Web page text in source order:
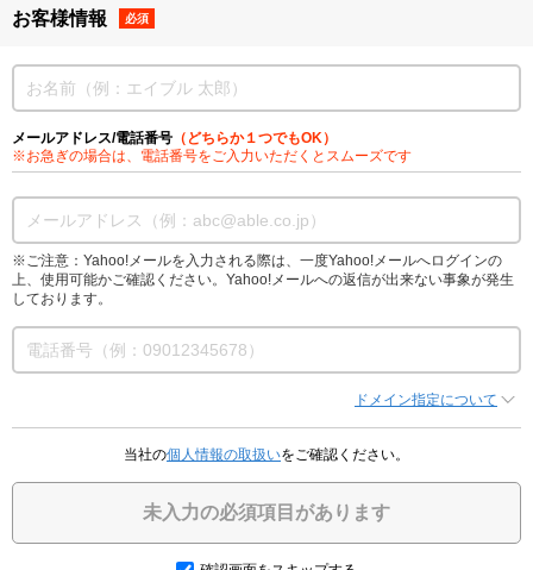
お客様情報 必須
メールアドレス/電話番号 （どちらか１つでもOK）
※お急ぎの場合は、電話番号をご入力いただくとスムーズです
※ご注意：Yahoo!メールを入力される際は、一度Yahoo!メールへログインの
上、使用可能かご確認ください。Yahoo!メールへの返信が出来ない事象が発生
しております。
ドメイン指定について
当社の個人情報の取扱いをご確認ください。
未入力の必須項目があります